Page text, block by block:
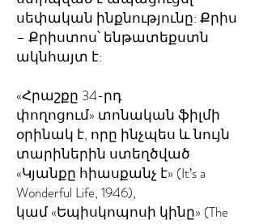
սեփական ինքնությունը: Քրիս
– Քրիստոս՝ ենթատեքստն
ակնհայտ է:
«Հրաշքը 34-րդ
փողոցում» տոնական ֆիլմի
օրինակ է, որը ինչպես և նույն
տարիներին ստեղծված
«Կյանքը հիասքանչ է» (It’s a
Wonderful Life, 1946),
կամ «Եպիսկոպոսի կինը» (The